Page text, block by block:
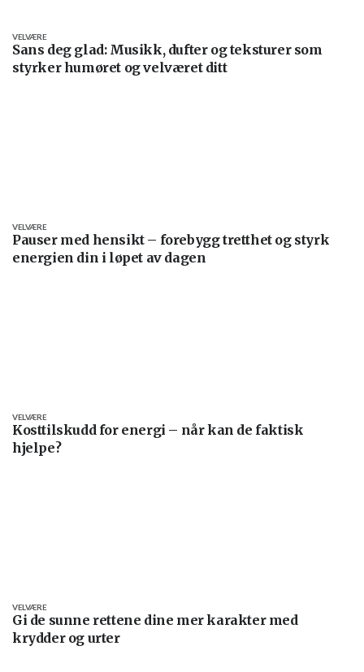
Sans deg glad: Musikk, dufter og teksturer som
styrker humøret og velværet ditt
VELVÆRE
Pauser med hensikt – forebygg tretthet og styrk
energien din i løpet av dagen
VELVÆRE
Kosttilskudd for energi – når kan de faktisk
hjelpe?
VELVÆRE
Gi de sunne rettene dine mer karakter med
krydder og urter
VELVÆRE